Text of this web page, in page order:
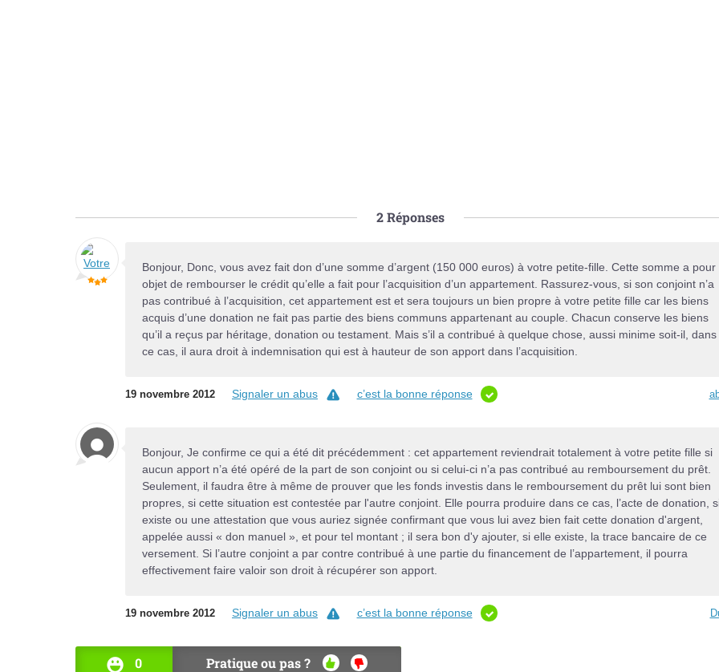
2Réponses
Bonjour, Donc, vous avez fait don d’une somme d’argent (150 000 euros) à votre petite-fille. Cette somme a pour
objet de rembourser le crédit qu’elle a fait pour l’acquisition d’un appartement. Rassurez-vous, si son conjoint n’a
pas contribué à l’acquisition, cet appartement est et sera toujours un bien propre à votre petite fille car les biens
acquis d’une donation ne fait pas partie des biens communs appartenant au couple. Chacun conserve les biens
qu’il a reçus par héritage, donation ou testament. Mais s’il a contribué à quelque chose, aussi minime soit-il, dans
ce cas, il aura droit à indemnisation qui est à hauteur de son apport dans l’acquisition.
19 novembre 2012 Signaler un abus c’est la bonne réponse
Bonjour, Je confirme ce qui a été dit précédemment : cet appartement reviendrait totalement à votre petite fille si
aucun apport n’a été opéré de la part de son conjoint ou si celui-ci n’a pas contribué au remboursement du prêt.
Seulement, il faudra être à même de prouver que les fonds investis dans le remboursement du prêt lui sont bien
propres, si cette situation est contestée par l'autre conjoint. Elle pourra produire dans ce cas, l’acte de donation,
existe ou une attestation que vous auriez signée confirmant que vous lui avez bien fait cette donation d'argent,
appelée aussi « don manuel », et pour tel montant ; il sera bon d'y ajouter, si elle existe, la trace bancaire de ce
versement. Si l’autre conjoint a par contre contribué à une partie du financement de l’appartement, il pourra
effectivement faire valoir son droit à récupérer son apport.
19 novembre 2012 Signaler un abus c’est la bonne réponse
0 Pratique ou pas ?